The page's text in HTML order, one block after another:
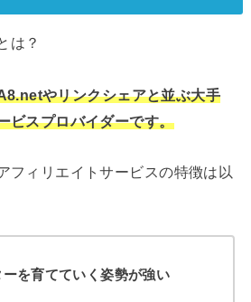
やリンクシェアと並ぶ大手
ビスプロバイダーです。
フィリエイトサービスの特徴は以
を育てていく姿勢が強い